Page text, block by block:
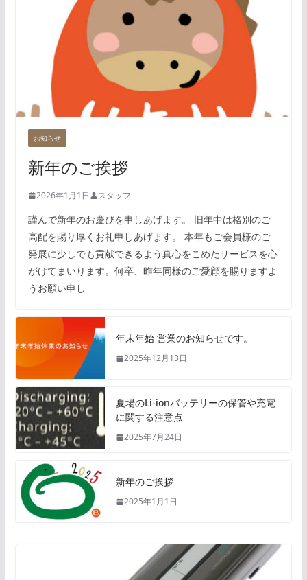
お知らせ
新年のご挨拶
2026年1月1日 スタッフ
謹んで新年のお慶びを申しあげます。 旧年中は格別のご
高配を賜り厚くお礼申しあげます。 本年もご会員様のご
発展に少しでも貢献できるよう真心をこめたサービスを心
がけてまいります。何卒、昨年同様のご愛顧を賜りますよ
うお願い申し
年末年始 営業のお知らせです。
2025年12月13日
夏場のLi-ionバッテリーの保管や充電
に関する注意点
2025年7月24日
新年のご挨拶
2025年1月1日